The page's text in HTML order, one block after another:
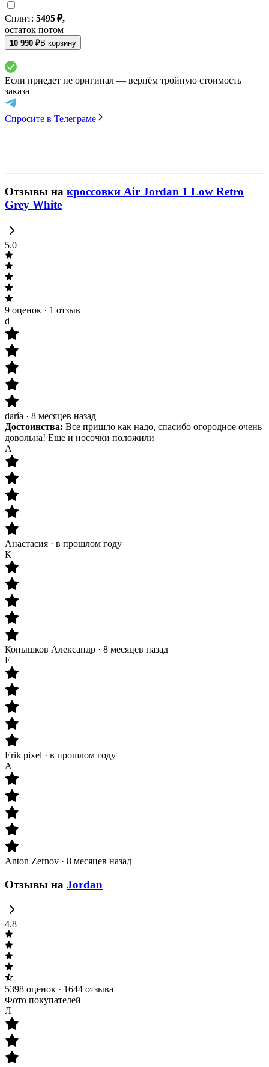
Сплит: 5495₽,
остаток потом
10 990 ₽В корзину
Если приедет не оригинал — вернём тройную стоимость
заказа
Спросите в Телеграме
Отзывы на кроссовки Air Jordan 1 Low Retro
Grey White
5.0
9 оценок · 1 отзыв
d
daría · 8 месяцев назад
Достоинства: Все пришло как надо, спасибо огородное очень
довольна! Еще и носочки положили
А
Анастасия · в прошлом году
К
Конышков Александр · 8 месяцев назад
E
Erik pixel · в прошлом году
A
Anton Zernov · 8 месяцев назад
Отзывы на Jordan
4.8
5398 оценок · 1644 отзыва
Фото покупателей
Л